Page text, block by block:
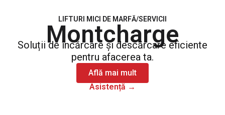
LIFTURI MICI DE MARFĂ/SERVICII
Montcharge
Soluții de încărcare și descărcare eficiente
pentru afacerea ta.
Află mai mult
Asistență →